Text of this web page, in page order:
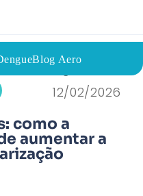
Blog Aero
12/02/2026
do blog
como a
aumentar a